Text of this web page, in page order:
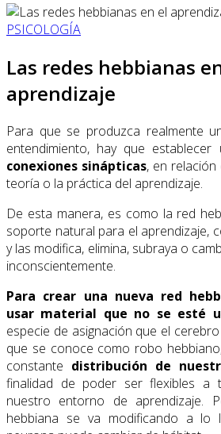
PSICOLOGÍA
Las redes hebbianas
aprendizaje
Para que se produzca realmente
entendimiento, hay que establecer
conexiones sinápticas, en
teoría o la práctica del aprendizaje.
De esta manera, es como la red
soporte natural para el aprendizaje,
y las modifica, elimina, subraya o
inconscientemente.
Para crear una nueva red
usar material que no se esté
especie de asignación que el
que se conoce como robo
constante distribución de
finalidad de poder ser flexibles
nuestro entorno de aprendizaje.
hebbiana se va modificando a lo